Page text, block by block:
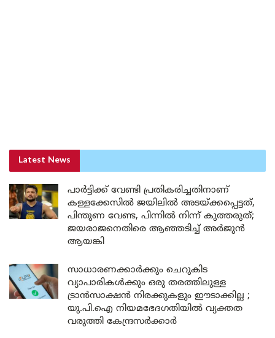
Latest News
പാർട്ടിക്ക് വേണ്ടി പ്രതികരിച്ചതിനാണ്
കള്ളക്കേസിൽ ജയിലിൽ അടയ്ക്കപ്പെട്ടത്,
പിന്തുണ വേണ്ട, പിന്നിൽ നിന്ന് കുത്തരുത്;
ജയരാജനെതിരെ ആഞ്ഞടിച്ച് അർജുൻ
ആയങ്കി
സാധാരണക്കാർക്കും ചെറുകിട
വ്യാപാരികൾക്കും ഒരു തരത്തിലുള്ള
ട്രാൻസാക്ഷൻ നിരക്കുകളും ഈടാക്കില്ല ;
യു.പി.ഐ നിയമഭേദഗതിയിൽ വ്യക്തത
വരുത്തി കേന്ദ്രസർക്കാർ